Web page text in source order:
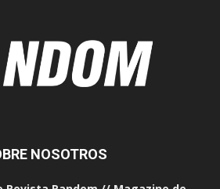
NOSOTROS